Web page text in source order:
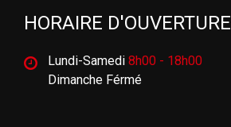
HORAIRE D'OUVERTURE
Lundi-Samedi 8h00 - 18h00
Dimanche Férmé